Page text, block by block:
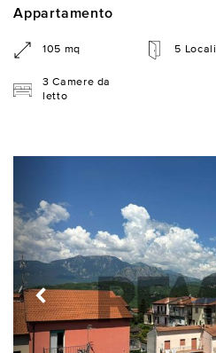
Appartamento
105 mq 5 Locali
3 Camere da
letto